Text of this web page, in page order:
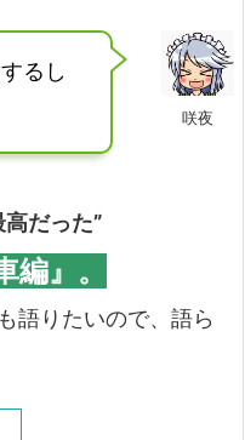
咲夜
るし
だった”
編』。
語りたいので、語ら